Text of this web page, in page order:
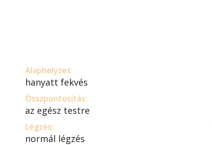
Alaphelyzet:
hanyatt fekvés
Összpontosítás:
az egész testre
Légzés:
normál légzés